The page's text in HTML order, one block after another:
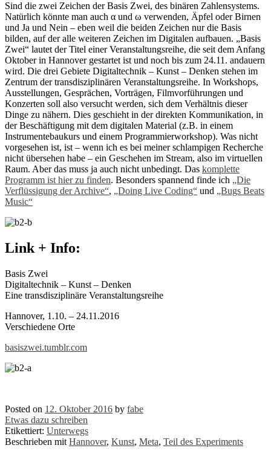
Sind die zwei Zeichen der Basis Zwei, des binären Zahlensystems.
Natürlich könnte man auch α und ω verwenden, Äpfel oder Birnen
und Ja und Nein – eben weil die beiden Zeichen nur die Basis
bilden, auf der alle weiteren Zeichen im Digitalen aufbauen. „Basis
Zwei“ lautet der Titel einer Veranstaltungsreihe, die seit dem Anfang
Oktober in Hannover gestartet ist und noch bis zum 24.11. andauern
wird. Die drei Gebiete Digitaltechnik – Kunst – Denken stehen im
Zentrum der transdisziplinären Veranstaltungsreihe. In Workshops,
Ausstellungen, Gesprächen, Vorträgen, Filmvorführungen und
Konzerten soll also versucht werden, sich dem Verhältnis dieser
Dinge zu nähern. Dies geschieht in der direkten Kommunikation, in
der Beschäftigung mit dem digitalen Material (z.B. in einem
Instrumentebaukurs und einem Programmierworkshop). Was nicht
vorgesehen ist, ist – wenn ich es bei meiner schlampigen Recherche
nicht übersehen habe – ein Geschehen im Stream, also im virtuellen
Raum. Aber das muss ja auch nicht unbedingt. Das komplette
Programm ist hier zu finden. Besonders spannend finde ich „Die
Verflüssigung der Archive“, „Doing Live Coding“ und „Bugs Beats
Music“
Link + Info:
Basis Zwei
Digitaltechnik – Kunst – Denken
Eine transdisziplinäre Veranstaltungsreihe
Hannover, 1.10. – 24.11.2016
Verschiedene Orte
basiszwei.tumblr.com
Posted on 12. Oktober 2016 by fabe
Etwas dazu schreiben
Etikettiert: Unterwegs
Beschrieben mit Hannover, Kunst, Meta, Teil des Experiments